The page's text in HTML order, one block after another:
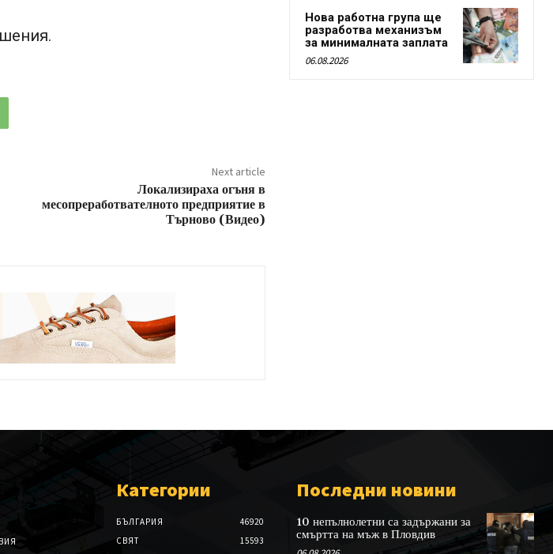
Next article
Локализираха огъня в
месопреработвателното предприятие в
Търново (Видео)
Нова работна група ще
разработва механизъм
за минималната заплата
06.08.2026
Категории
БЪЛГАРИЯ
46920
СВЯТ
15593
Последни новини
10 непълнолетни са задържани за
смъртта на мъж в Пловдив